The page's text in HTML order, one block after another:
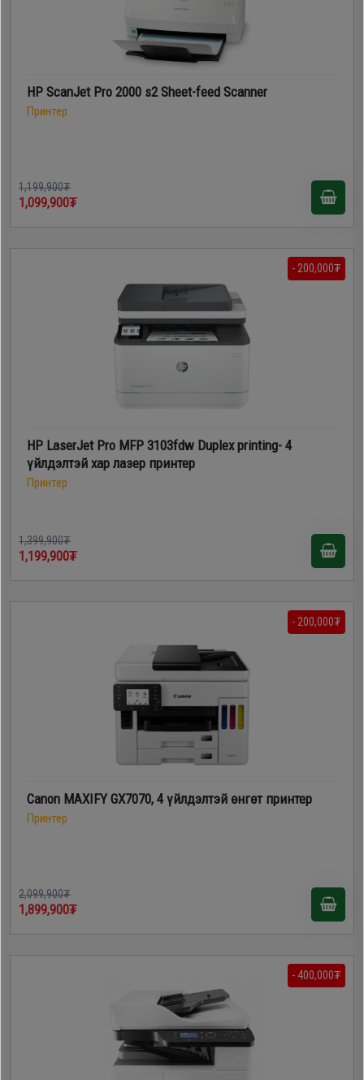
HP ScanJet Pro 2000 s2 Sheet-feed Scanner
Принтер
1,199,900₮
1,099,900₮
- 200,000₮
HP LaserJet Pro MFP 3103fdw Duplex printing- 4
үйлдэлтэй хар лазер принтер
Принтер
1,399,900₮
1,199,900₮
- 200,000₮
Canon MAXIFY GX7070, 4 үйлдэлтэй өнгөт принтер
Принтер
2,099,900₮
1,899,900₮
- 400,000₮